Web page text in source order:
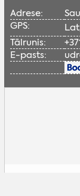
Adrese:
GPS:
Tālrunis:
E-pasts: